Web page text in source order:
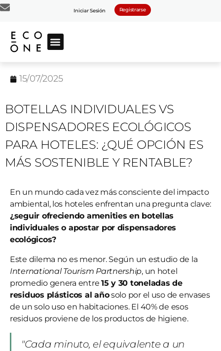
Iniciar Sesión Registrarse
15/07/2025
BOTELLAS INDIVIDUALES VS
DISPENSADORES ECOLÓGICOS
PARA HOTELES: ¿QUÉ OPCIÓN ES
MÁS SOSTENIBLE Y RENTABLE?
En un mundo cada vez más consciente del impacto
ambiental, los hoteles enfrentan una pregunta clave:
¿seguir ofreciendo amenities en botellas
individuales o apostar por dispensadores
ecológicos?
Este dilema no es menor. Según un estudio de la
International Tourism Partnership, un hotel
promedio genera entre15 y 30 toneladas de
residuos plásticos al añosolo por el uso de envases
de un solo uso en habitaciones. El 40% de esos
residuos proviene de los productos de higiene.
"Cada minuto, el equivalente a un